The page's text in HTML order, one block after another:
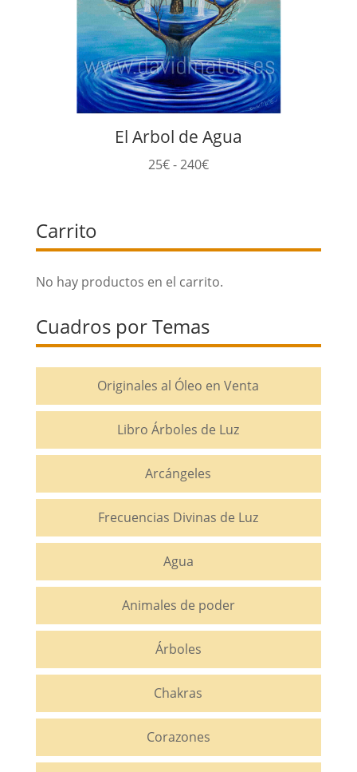
El Arbol de Agua
25€-240€Rango
25€
Carrito
No hay productos en el carrito.
Cuadros por Temas
Originales al Óleo en Venta
Libro Árboles de Luz
Arcángeles
Frecuencias Divinas de Luz
Agua
Animales de poder
Árboles
Chakras
Corazones